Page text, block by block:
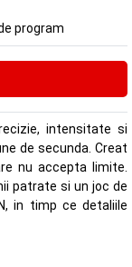
program
intensitate si
de secunda. Creat
nu accepta limite.
patrate si un joc de
in timp ce detaliile